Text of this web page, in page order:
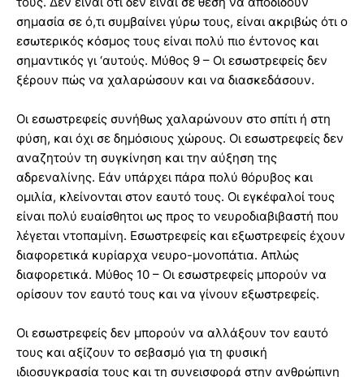
σημασία σε ό,τι συμβαίνει γύρω τους, είναι ακριβώς ότι ο
εσωτερικός κόσμος τους είναι πολύ πιο έντονος και
σημαντικός γι ‘αυτούς. Μύθος 9 – Οι εσωστρεφείς δεν
ξέρουν πώς να χαλαρώσουν και να διασκεδάσουν.
Οι εσωστρεφείς συνήθως χαλαρώνουν στο σπίτι ή στη
φύση, και όχι σε δημόσιους χώρους. Οι εσωστρεφείς δεν
αναζητούν τη συγκίνηση και την αύξηση της
αδρεναλίνης. Εάν υπάρχει πάρα πολύ θόρυβος και
ομιλία, κλείνονται στον εαυτό τους. Οι εγκέφαλοί τους
είναι πολύ ευαίσθητοι ως προς το νευροδιαβιβαστή που
λέγεται ντοπαμίνη. Εσωστρεφείς και εξωστρεφείς έχουν
διαφορετικά κυρίαρχα νευρο-μονοπάτια. Απλώς
διαφορετικά. Μύθος 10 – Οι εσωστρεφείς μπορούν να
ορίσουν τον εαυτό τους και να γίνουν εξωστρεφείς.
Οι εσωστρεφείς δεν μπορούν να αλλάξουν τον εαυτό
τους και αξίζουν το σεβασμό για τη φυσική
ιδιοσυγκρασία τους και τη συνεισφορά στην ανθρώπινη